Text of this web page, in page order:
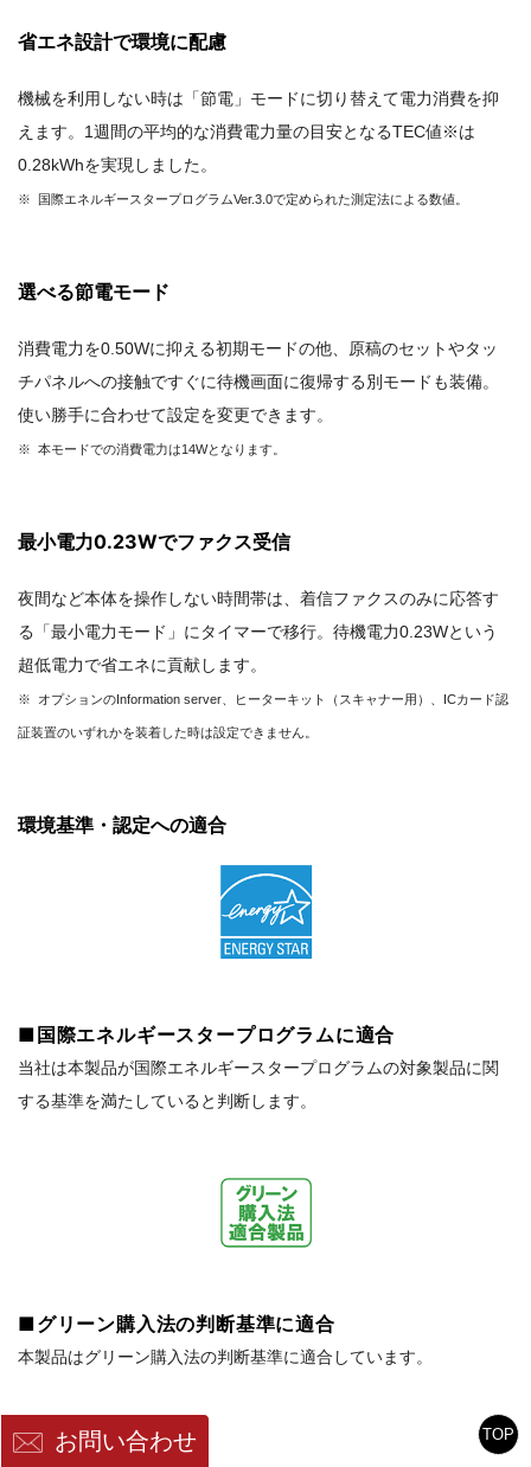
TOP
お問い合わせ
省エネ設計で環境に配慮
機械を利用しない時は「節電」モードに切り替えて電力消費を抑
えます。1週間の平均的な消費電力量の目安となるTEC値※は
0.28kWhを実現しました。
※ 国際エネルギースタープログラムVer.3.0で定められた測定法による数値。
選べる節電モード
消費電力を0.50Wに抑える初期モードの他、原稿のセットやタッ
チパネルへの接触ですぐに待機画面に復帰する別モードも装備。
使い勝手に合わせて設定を変更できます。
※ 本モードでの消費電力は14Wとなります。
最小電力0.23Wでファクス受信
夜間など本体を操作しない時間帯は、着信ファクスのみに応答す
る「最小電力モード」にタイマーで移行。待機電力0.23Wという
超低電力で省エネに貢献します。
※ オプションのInformation server、ヒーターキット（スキャナー用）、ICカード認
証装置のいずれかを装着した時は設定できません。
環境基準・認定への適合
■国際エネルギースタープログラムに適合
当社は本製品が国際エネルギースタープログラムの対象製品に関
する基準を満たしていると判断します。
■グリーン購入法の判断基準に適合
本製品はグリーン購入法の判断基準に適合しています。
基本仕様